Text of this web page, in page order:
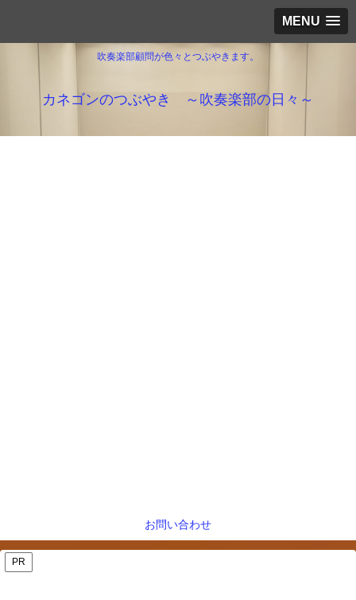
MENU
吹奏楽部顧問が色々とつぶやきます。
カネゴンのつぶやき ～吹奏楽部の日々～
お問い合わせ
PR